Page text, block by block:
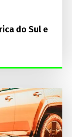
do Sul e